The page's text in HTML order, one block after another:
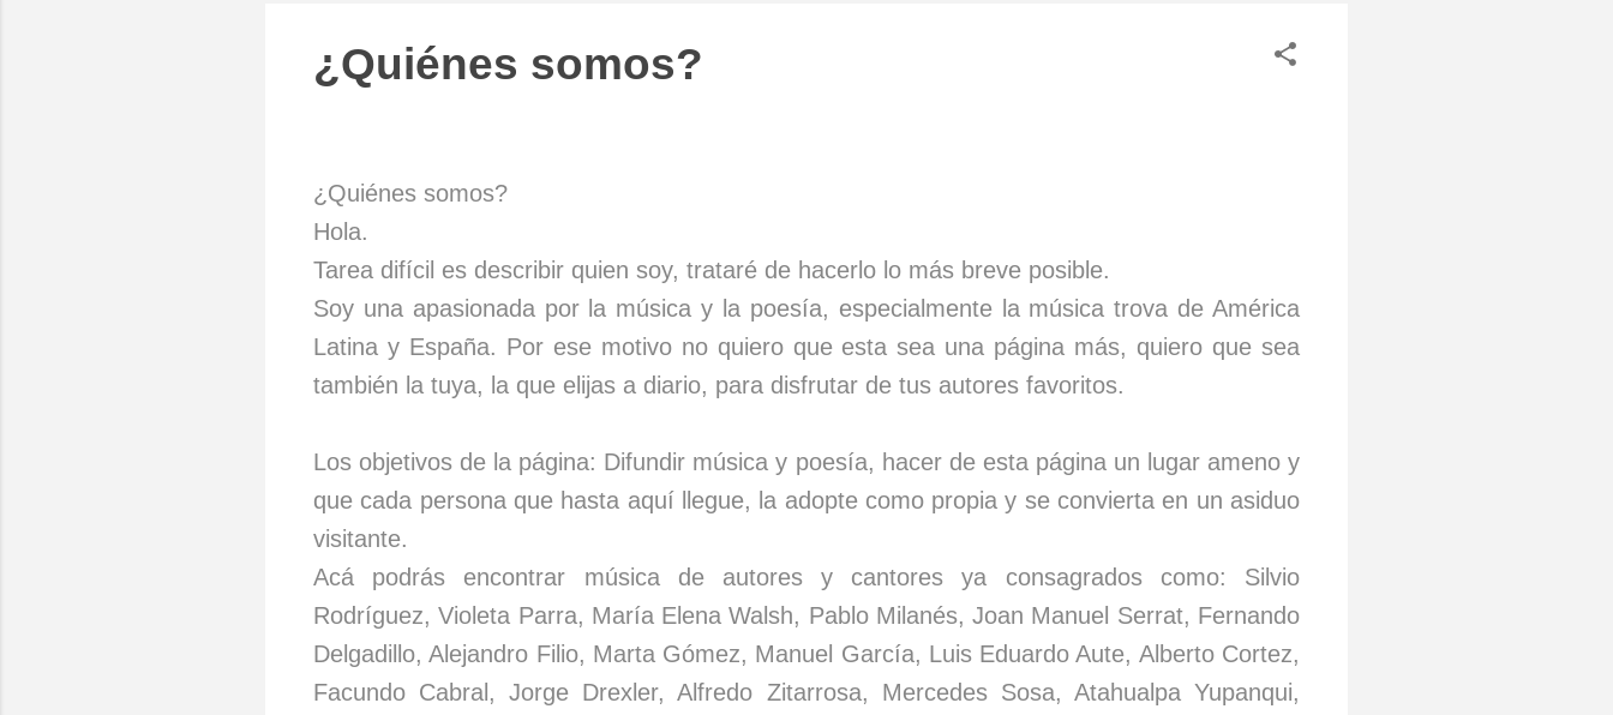
¿Quiénes somos?
¿Quiénes somos?
Hola.
Tarea difícil es describir quien soy, trataré de hacerlo lo más breve posible.
Soy una apasionada por la música y la poesía, especialmente la música trova de América
Latina y España. Por ese motivo no quiero que esta sea una página más, quiero que sea
también la tuya, la que elijas a diario, para disfrutar de tus autores favoritos.
Los objetivos de la página: Difundir música y poesía, hacer de esta página un lugar ameno y
que cada persona que hasta aquí llegue, la adopte como propia y se convierta en un asiduo
visitante.
Acá podrás encontrar música de autores y cantores ya consagrados como: Silvio
Rodríguez, Violeta Parra, María Elena Walsh, Pablo Milanés, Joan Manuel Serrat, Fernando
Delgadillo, Alejandro Filio, Marta Gómez, Manuel García, Luis Eduardo Aute, Alberto Cortez,
Facundo Cabral, Jorge Drexler, Alfredo Zitarrosa, Mercedes Sosa, Atahualpa Yupanqui,